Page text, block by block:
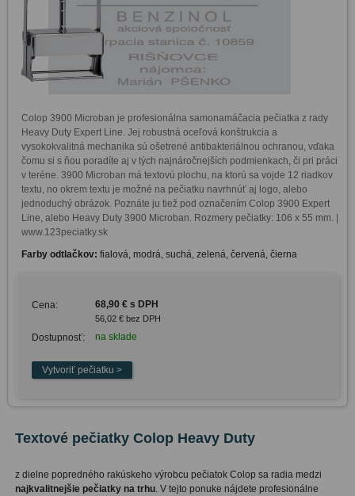
Colop 3900 Microban je profesionálna samonamáčacia pečiatka z rady
Heavy Duty Expert Line. Jej robustná oceľová konštrukcia a
vysokokvalitná mechanika sú ošetrené antibakteriálnou ochranou, vďaka
čomu si s ňou poradíte aj v tých najnáročnejších podmienkach, či pri práci
v teréne. 3900 Microban má textovú plochu, na ktorú sa vojde 12 riadkov
textu, no okrem textu je možné na pečiatku navrhnúť aj logo, alebo
jednoduchý obrázok. Poznáte ju tiež pod označením Colop 3900 Expert
Line, alebo Heavy Duty 3900 Microban. Rozmery pečiatky: 106 x 55 mm. |
www.123peciatky.sk
Farby odtlačkov: fialová, modrá, suchá, zelená, červená, čierna
Cena: 68,90 € s DPH
56,02 € bez DPH
Dostupnosť: na sklade
Textové pečiatky Colop Heavy Duty
z dielne popredného rakúskeho výrobcu pečiatok Colop sa radia medzi
najkvalitnejšie pečiatky na trhu. V tejto ponuke nájdete profesionálne